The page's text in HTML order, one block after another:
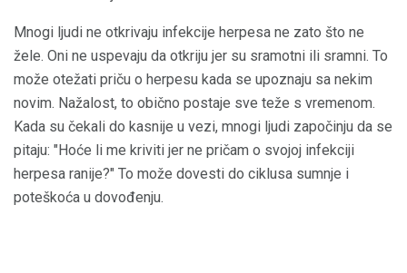
Mnogi ljudi ne otkrivaju infekcije herpesa ne zato što ne
žele. Oni ne uspevaju da otkriju jer su sramotni ili sramni. To
može otežati priču o herpesu kada se upoznaju sa nekim
novim. Nažalost, to obično postaje sve teže s vremenom.
Kada su čekali do kasnije u vezi, mnogi ljudi započinju da se
pitaju: "Hoće li me kriviti jer ne pričam o svojoj infekciji
herpesa ranije?" To može dovesti do ciklusa sumnje i
poteškoća u dovođenju.